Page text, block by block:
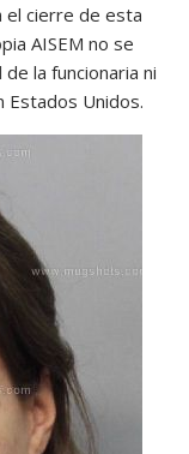
el cierre de esta
AISEM no se
la funcionaria ni
Estados Unidos.